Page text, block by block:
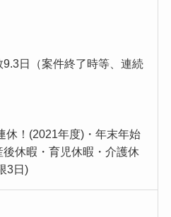
日（案件終了時等、連続
！(2021年度)・年末年始
休暇・育児休暇・介護休
3日)